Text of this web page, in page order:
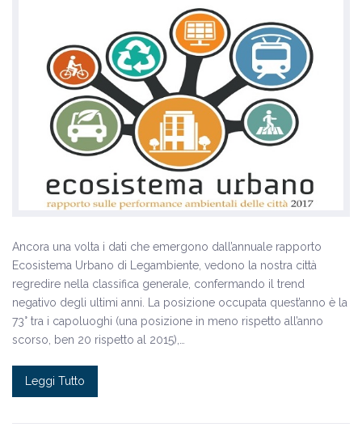
Ancora una volta i dati che emergono dall’annuale rapporto
Ecosistema Urbano di Legambiente, vedono la nostra città
regredire nella classifica generale, confermando il trend
negativo degli ultimi anni. La posizione occupata quest’anno è la
73° tra i capoluoghi (una posizione in meno rispetto all’anno
scorso, ben 20 rispetto al 2015),…
Leggi Tutto